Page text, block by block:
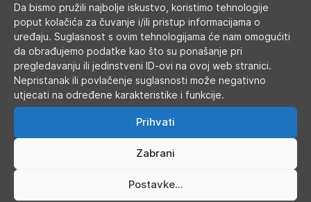
Da bismo pružili najbolje iskustvo, koristimo tehnologije
poput kolačića za čuvanje i/ili pristup informacijama o
uređaju. Suglasnost s ovim tehnologijama će nam omogućiti
da obrađujemo podatke kao što su ponašanje pri
pregledavanju ili jedinstveni ID-ovi na ovoj web stranici.
Nepristanak ili povlačenje suglasnosti može negativno
utjecati na određene karakteristike i funkcije.
Prihvati
Zabrani
Postavke...
Srijeda 9.00 - 16.00
Četvrtak 9.00 - 16.00
Petak 9.00 - 19.00